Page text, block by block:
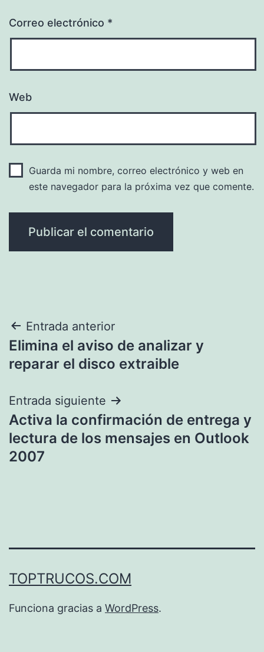
Correo electrónico *
Web
Guarda mi nombre, correo electrónico y web en
este navegador para la próxima vez que comente.
Navegación
de
Entrada anterior
Elimina el aviso de analizar y
reparar el disco extraible
Entrada siguiente
Activa la confirmación de entrega y
lectura de los mensajes en Outlook
2007
TOPTRUCOS.COM
Funciona gracias a WordPress.